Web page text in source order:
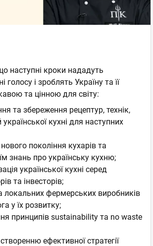
наступні кроки нададуть
голосу і зроблять Україну та її
та цінною для світу:
та збереження рецептур, технік,
української кухні для наступних
покоління кухарів та
знань про українську кухню;
української кухні серед
та інвесторів;
локальних фермерських виробників
у їх розвитку;
принципів sustainability та no waste
ефективної стратегії